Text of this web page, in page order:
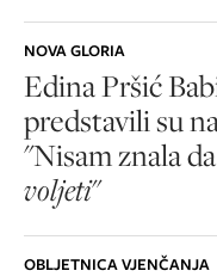
NOVA GLORIA
Edina Pršić
predstavili su
"Nisam znala
voljeti"
OBLJETNICA VJENČANJA